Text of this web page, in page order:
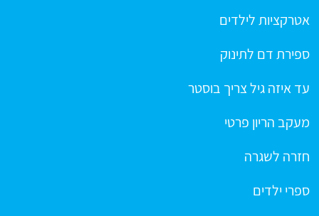
אטרקציות לילדים
ספירת דם לתינוק
עד איזה גיל צריך בוסטר
מעקב הריון פרטי
חזרה לשגרה
ספרי ילדים